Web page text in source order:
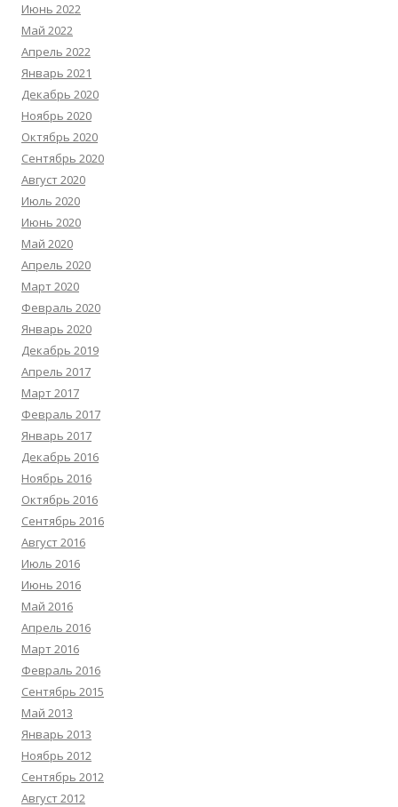
Июнь 2022
Май 2022
Апрель 2022
Январь 2021
Декабрь 2020
Ноябрь 2020
Октябрь 2020
Сентябрь 2020
Август 2020
Июль 2020
Июнь 2020
Май 2020
Апрель 2020
Март 2020
Февраль 2020
Январь 2020
Декабрь 2019
Апрель 2017
Март 2017
Февраль 2017
Январь 2017
Декабрь 2016
Ноябрь 2016
Октябрь 2016
Сентябрь 2016
Август 2016
Июль 2016
Июнь 2016
Май 2016
Апрель 2016
Март 2016
Февраль 2016
Сентябрь 2015
Май 2013
Январь 2013
Ноябрь 2012
Сентябрь 2012
Август 2012